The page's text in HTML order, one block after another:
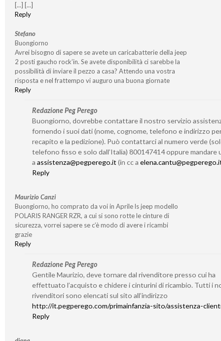
[...] [...]
Reply
Stefano
Buongiorno
Avrei bisogno di sapere se avete un caricabatterie della jeep
2 posti gaucho rock’in. Se avete disponibilità ci sarebbe la
possibilità di inviare il pezzo a casa? Attendo una vostra
risposta e nel frattempo vi auguro una buona giornate
Reply
Redazione Peg Perego
Buongiorno, dovrebbe contattare il nostro servizio
fornendo i suoi dati (nome, cognome, telefono e indirizzo
recapito e la pedizione). Può contattarci al numero verde
telefono fisso e solo dall’Italia) 800147414 oppure mandare
a assistenza@pegperego.it(in cc a
Reply
Maurizio Canzi
Buongiorno, ho comprato da voi in Aprile ls jeep modello
POLARIS RANGER RZR, a cui si sono rotte le cinture di
sicurezza, vorrei sapere se c’è modo di avere i ricambi
grazie
Reply
Redazione Peg Perego
Gentile Maurizio, deve tornare dal rivenditore presso cui ha
effettuato l’acquisto e chidere i cinturini di ricambio. Tutti i
rivenditori sono elencati sul sito all’indirizzo
http://it.pegperego.com/primainfanzia-sito/assistenza-
Reply